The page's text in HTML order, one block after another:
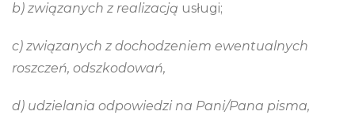
b) związanych z realizacją usługi;
c) związanych z dochodzeniem ewentualnych
roszczeń, odszkodowań,
d) udzielania odpowiedzi na Pani/Pana pisma,